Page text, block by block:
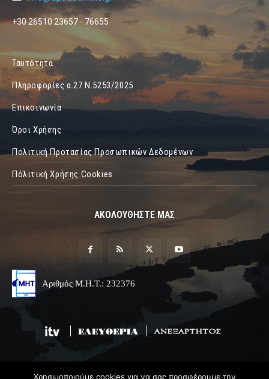
+30 26510 23657 - 76655
Ταυτότητα
Πληροφορίες α.27 Ν.5253/2025
Επικοινωνία
Όροι Χρήσης
Πολιτική Προτασίας Προσωπικών Δεδομένων
Πόλιτική Χρήσης Cookies
ΑΚΟΛΟΥΘΗΣΤΕ ΜΑΣ
Αριθμός Μ.Η.Τ.: 232376
Χρησιμοποιούμε cookies για να σας προσφέρουμε την